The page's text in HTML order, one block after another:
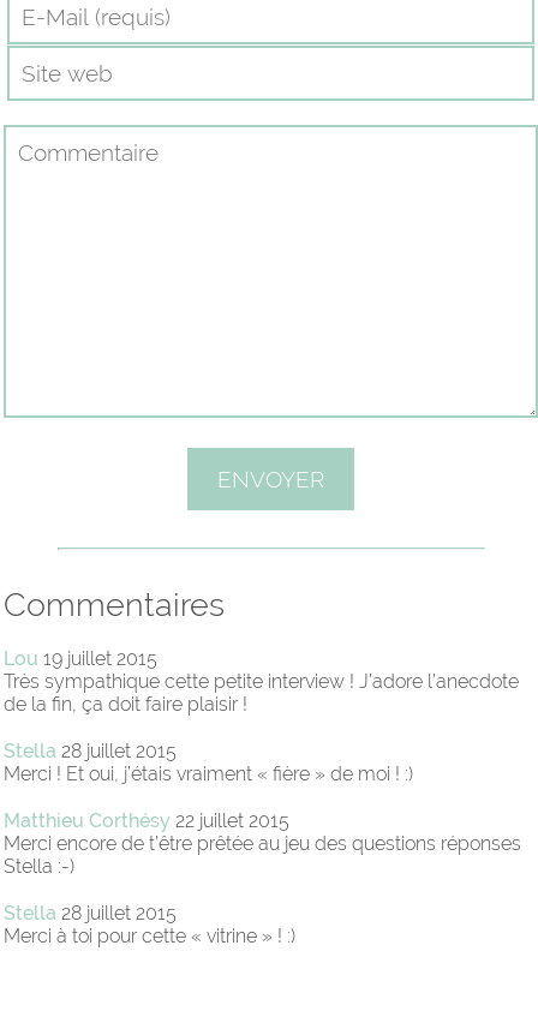
Commentaires
Lou 19 juillet 2015
Très sympathique cette petite interview ! J’adore l’anecdote
de la fin, ça doit faire plaisir !
Stella 28 juillet 2015
Merci ! Et oui, j’étais vraiment « fière » de moi ! :)
Matthieu Corthésy 22 juillet 2015
Merci encore de t’être prêtée au jeu des questions réponses
Stella :-)
Stella 28 juillet 2015
Merci à toi pour cette « vitrine » ! :)